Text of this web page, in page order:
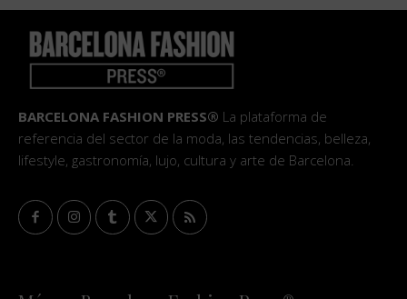
BARCELONA FASHION PRESS® La plataforma de
referencia del sector de la moda, las tendencias, belleza,
lifestyle, gastronomía, lujo, cultura y arte de Barcelona.